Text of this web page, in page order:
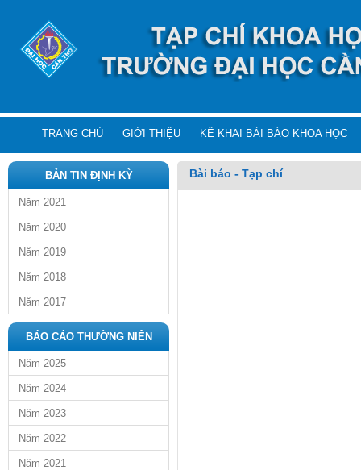
TRANG CHỦ GIỚI THIỆU KÊ KHAI BÀI BÁO KHOA HỌC
BẢN TIN ĐỊNH KỲ
Năm 2021
Năm 2020
Năm 2019
Năm 2018
Năm 2017
BÁO CÁO THƯỜNG NIÊN
Năm 2025
Năm 2024
Năm 2023
Năm 2022
Năm 2021
Bài báo - Tạp chí